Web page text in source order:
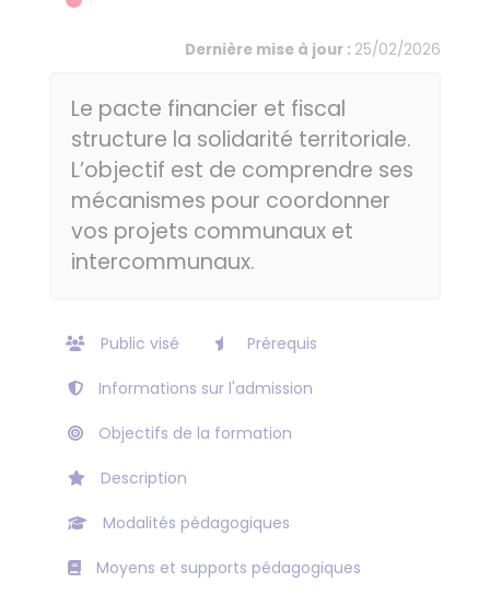
Dernière mise à jour : 25/02/2026
Le pacte financier et fiscal
structure la solidarité territoriale.
L’objectif est de comprendre ses
mécanismes pour coordonner
vos projets communaux et
intercommunaux.
Public visé Prérequis
Informations sur l'admission
Objectifs de la formation
Description
Modalités pédagogiques
Moyens et supports pédagogiques